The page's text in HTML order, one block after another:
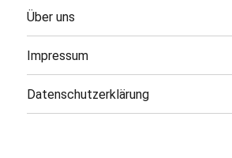
Über uns
Impressum
Datenschutzerklärung